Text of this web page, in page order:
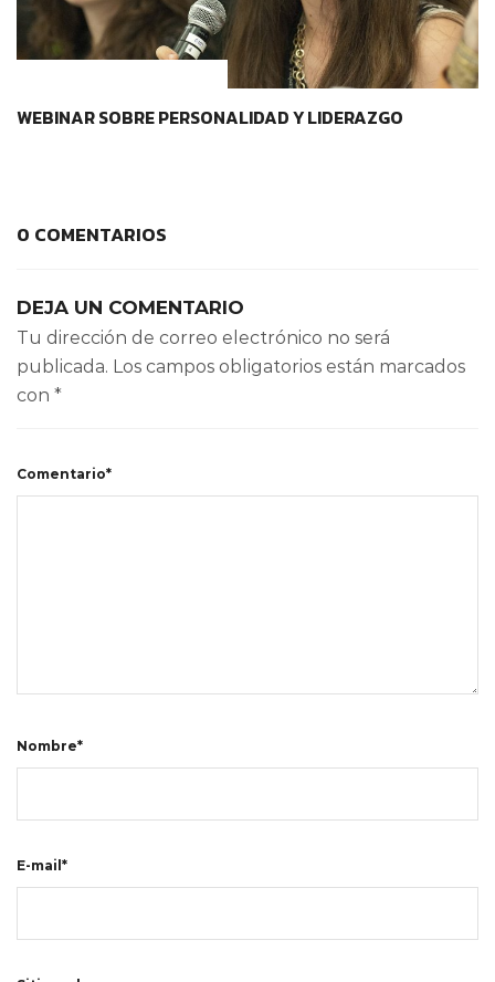
WEBINAR SOBRE PERSONALIDAD Y LIDERAZGO
0 COMENTARIOS
DEJA UN COMENTARIO
Tu dirección de correo electrónico no será
publicada. Los campos obligatorios están marcados
con *
Comentario*
Nombre*
E-mail*